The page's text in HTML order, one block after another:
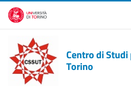
Salta al contenuto principale
Centro di
Torino